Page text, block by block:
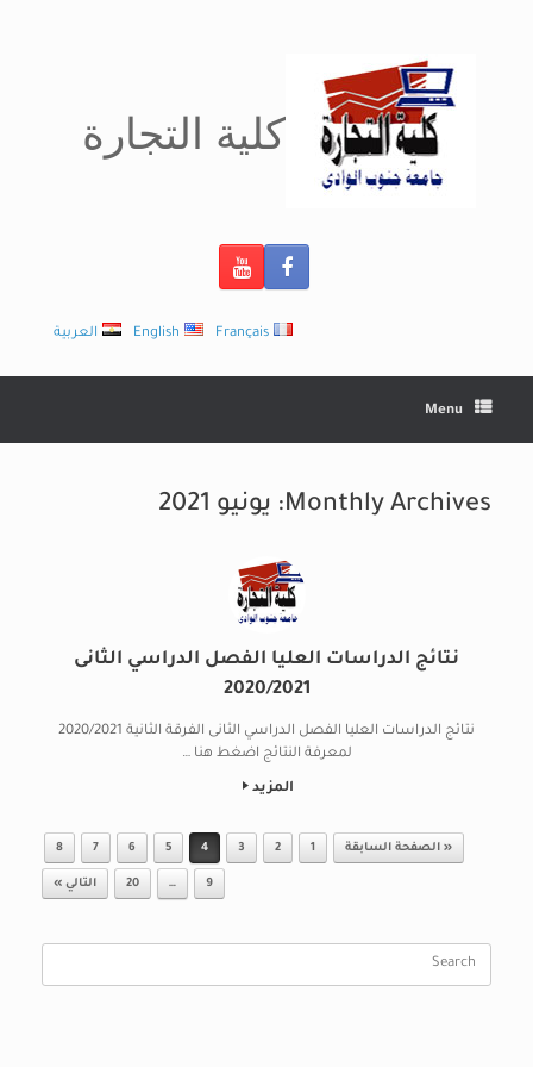
كلية التجارة
العربية English Français
Menu
Monthly Archives: يونيو 2021
نتائج الدراسات العليا الفصل الدراسي الثانى
2020/2021
نتائج الدراسات العليا الفصل الدراسي الثانى الفرقة الثانية 2020/2021
لمعرفة النتائج اضغط هنا …
المزيد
Post navigation
« الصفحة السابقة 1
2
3
4
5
6
7
8
9
…
20 التالي »